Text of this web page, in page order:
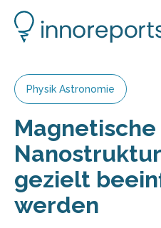
Physik Astronomie
gezielt
werden